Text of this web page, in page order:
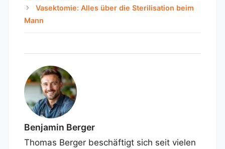
Vasektomie: Alles über die Sterilisation beim
Mann
Benjamin Berger
Thomas Berger beschäftigt sich seit vielen